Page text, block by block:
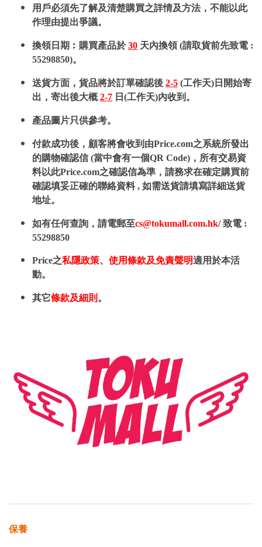
用戶必須先了解及清楚購買之詳情及方法，不能以此
作理由提出爭議。
換領日期︰購買產品於30 天內換領 (請取貨前先致電 :
55298850)。
送貨方面，貨品將於訂單確認後 2-5 (工作天)日開始寄
出，寄出後大概2-7 日(工作天)內收到。
產品圖片只供參考。
付款成功後，顧客將會收到由Price.com之系統所發出
的購物確認信 (當中會有一個QR Code)，所有交易資
料以此Price.com之確認信為準，請務求在確定購買前
確認填妥正確的聯絡資料 , 如需送貨請填寫詳細送貨
地址。
如有任何查詢，請電郵至cs@tokumall.com.hk/ 致電 :
55298850
Price之私隱政策、 使用條款及免責聲明適用於本活
動。
其它條款及細則 。
保養